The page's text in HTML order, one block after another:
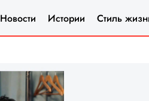
Новости Истории Стиль